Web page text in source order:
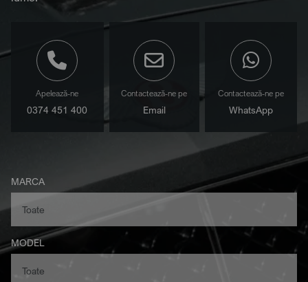
Apelează-ne
0374 451 400
Contactează-ne pe
Email
Contactează-ne pe
WhatsApp
MARCA
MODEL